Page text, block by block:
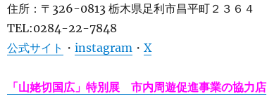
住所：〒326-0813 栃木県足利市昌平町２３６４
TEL:0284-22-7848
公式サイト ・ instagram・ X
「山姥切国広」特別展 市内周遊促進事業の協力店